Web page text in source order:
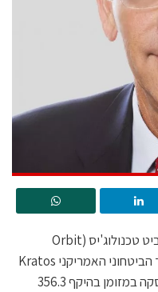
חברת מערכות התקשורת הלוויינית אורביט טכנולוג'יס (Orbit
Technologies, ORBI) תימכר לתאגיד הביטחוני האמריקני Kratos
Defense & Security Solutions בעסקה במזומן בהיקף 356.3